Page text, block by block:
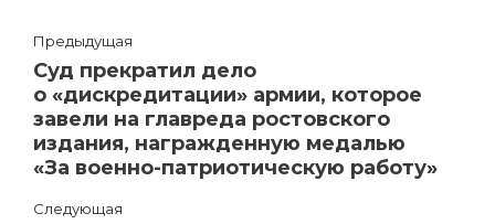
Предыдущая
Суд прекратил дело
о «дискредитации» армии, которое
завели на главреда ростовского
издания, награжденную медалью
«За военно-патриотическую работу»
Следующая